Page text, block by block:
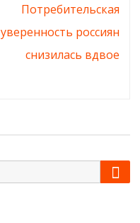
Потребительская
уверенность россиян
снизилась вдвое